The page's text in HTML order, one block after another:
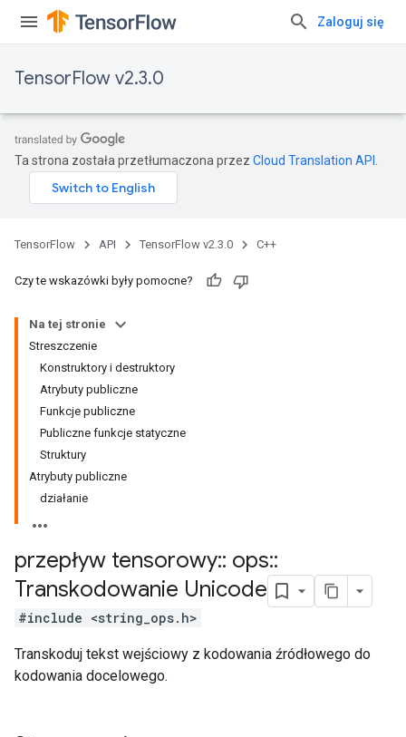
Zaloguj się
TensorFlow v2.3.0
Ta strona została przetłumaczona przez Cloud Translation API
TensorFlow API TensorFlow v2.3.0 C++
Czy te wskazówki były pomocne?
Na tej stronie
Streszczenie
Konstruktory i destruktory
Atrybuty publiczne
Funkcje publiczne
Publiczne funkcje statyczne
Struktury
Atrybuty publiczne
działanie
przepływ tensorowy:: ops::
Transkodowanie Unicode
#include <string_ops.h>
Transkoduj tekst wejściowy z kodowania źródłowego do
kodowania docelowego.